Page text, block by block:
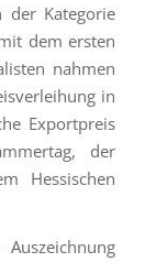
der Kategorie
dem ersten
nahmen
in
Exportpreis
der
Hessischen